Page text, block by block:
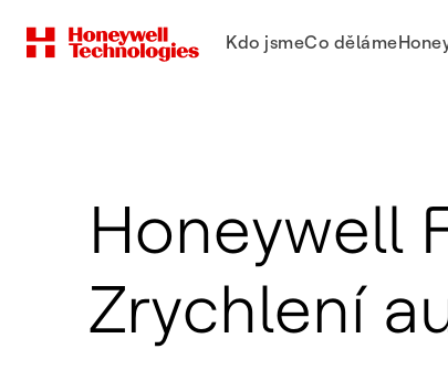
Kdo jsmeCo děláme
Honeywell
Zrychlení